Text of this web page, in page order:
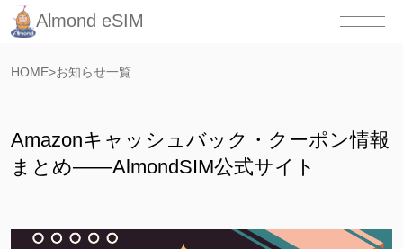
Almond eSIM
HOME>お知らせ一覧
Amazonキャッシュバック・クーポン情報
まとめ——AlmondSIM公式サイト